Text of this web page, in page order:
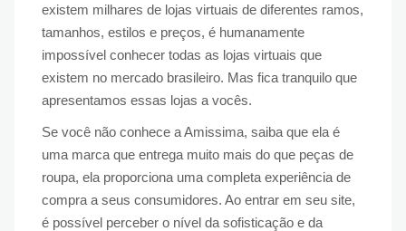
existem milhares de lojas virtuais de diferentes ramos,
tamanhos, estilos e preços, é humanamente
impossível conhecer todas as lojas virtuais que
existem no mercado brasileiro. Mas fica tranquilo que
apresentamos essas lojas a vocês.
Se você não conhece a Amissima, saiba que ela é
uma marca que entrega muito mais do que peças de
roupa, ela proporciona uma completa experiência de
compra a seus consumidores. Ao entrar em seu site,
é possível perceber o nível da sofisticação e da